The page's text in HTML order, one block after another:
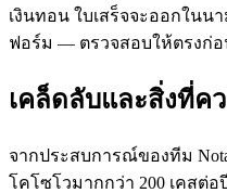
เงินทอน ใบเสร็จจะออกใน
ฟอร์ม — ตรวจสอบให้ตรงก่อ
เคล็ดลับและสิ่งที่ค
จากประสบการณ์ของทีม
โคโซโวมากกว่า 200 เคสต่